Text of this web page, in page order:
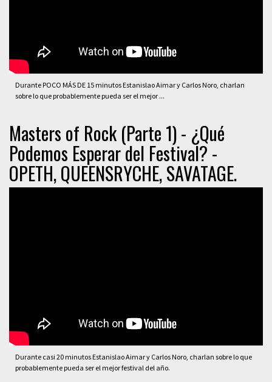
Durante POCO MÁS DE 15 minutos Estanislao Aimar y Carlos Noro, charlan
sobre lo que probablemente pueda ser el mejor ...
Masters of Rock (Parte 1) - ¿Qué
Podemos Esperar del Festival? -
OPETH, QUEENSRYCHE, SAVATAGE.
Durante casi 20 minutos Estanislao Aimar y Carlos Noro, charlan sobre lo que
probablemente pueda ser el mejor festival del año.